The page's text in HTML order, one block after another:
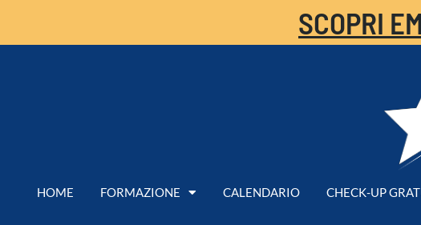
SCOPRI
HOME FORMAZIONE CALENDARIO CHECK-UP